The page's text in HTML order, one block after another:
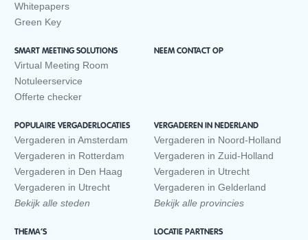
Whitepapers
Green Key
SMART MEETING SOLUTIONS
Virtual Meeting Room
Notuleerservice
Offerte checker
NEEM CONTACT OP
POPULAIRE VERGADERLOCATIES
Vergaderen in Amsterdam
Vergaderen in Rotterdam
Vergaderen in Den Haag
Vergaderen in Utrecht
Bekijk alle steden
VERGADEREN IN NEDERLAND
Vergaderen in Noord-Holland
Vergaderen in Zuid-Holland
Vergaderen in Utrecht
Vergaderen in Gelderland
Bekijk alle provincies
THEMA’S LOCATIE PARTNERS